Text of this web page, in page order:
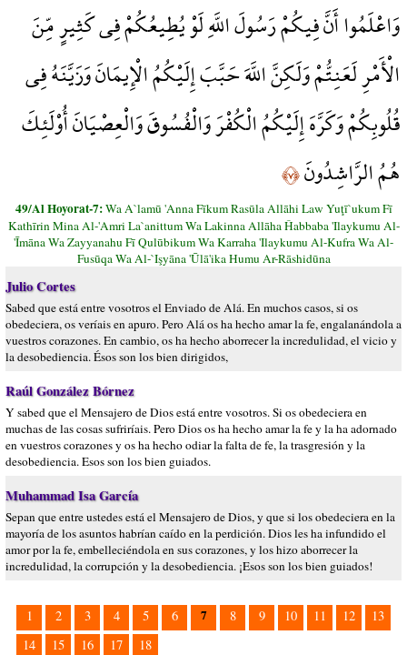
وَاعْلَمُوا أَنَّ فِيكُمْ رَسُولَ اللَّهِ لَوْ يُطِيعُكُمْ فِي كَثِيرٍ مِّنَ
الْأَمْرِ لَعَنِتُّمْ وَلَكِنَّ اللَّهَ حَبَّبَ إِلَيْكُمُ الْإِيمَانَ وَزَيَّنَهُ فِي
قُلُوبِكُمْ وَكَرَّهَ إِلَيْكُمُ الْكُفْرَ وَالْفُسُوقَ وَالْعِصْيَانَ أُوْلَئِكَ
هُمُ الرَّاشِدُونَ﴿٧﴾
49/Al Hoyorat-7:Wa A`lamū 'Anna Fīkum Rasūla Allāhi Law Yuţī`ukum Fī
Kathīrin Mina Al-'Amri La`anittum Wa Lakinna Allāha Ĥabbaba 'Ilaykumu Al-
'Īmāna Wa Zayyanahu Fī Qulūbikum Wa Karraha 'Ilaykumu Al-Kufra Wa Al-
Fusūqa Wa Al-`Işyāna 'Ūlā'ika Humu Ar-Rāshidūna
Julio Cortes
Sabed que está entre vosotros el Enviado de Alá. En muchos casos, si os
obedeciera, os veríais en apuro. Pero Alá os ha hecho amar la fe, engalanándola a
vuestros corazones. En cambio, os ha hecho aborrecer la incredulidad, el vicio y
la desobediencia. Ésos son los bien dirigidos,
Raúl González Bórnez
Y sabed que el Mensajero de Dios está entre vosotros. Si os obedeciera en
muchas de las cosas sufriríais. Pero Dios os ha hecho amar la fe y la ha adornado
en vuestros corazones y os ha hecho odiar la falta de fe, la trasgresión y la
desobediencia. Esos son los bien guiados.
Muhammad Isa García
Sepan que entre ustedes está el Mensajero de Dios, y que si los obedeciera en la
mayoría de los asuntos habrían caído en la perdición. Dios les ha infundido el
amor por la fe, embelleciéndola en sus corazones, y los hizo aborrecer la
incredulidad, la corrupción y la desobediencia. ¡Esos son los bien guiados!
1 2 3 4 5 6 7 8 9 10 11 12
13
14
15 16 17 18